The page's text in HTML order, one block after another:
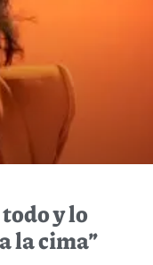
y lo
la cima”